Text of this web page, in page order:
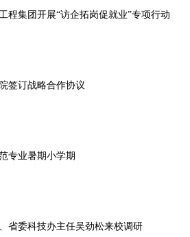
程集团开展“访企拓岗促就业”专项行动
签订战略合作协议
专业暑期小学期
省委科技办主任吴劲松来校调研